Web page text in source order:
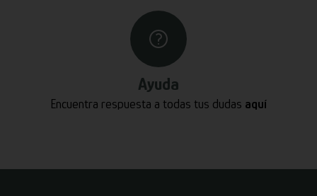
Ayuda
Encuentra respuesta a todas tus dudas aquí